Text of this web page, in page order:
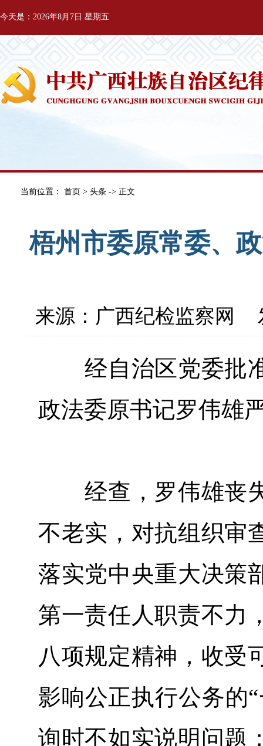
今天是：2026年8月7日 星期五
当前位置： 首页 > 头条 -> 正文
梧州市委原常委、
来源：广西纪检监察网
经自治区党委批准
政法委原书记罗伟雄
经查，罗伟雄丧失
不老实，对抗组织审
落实党中央重大决策
第一责任人职责不力
八项规定精神，收受
影响公正执行公务的
询时不如实说明问题